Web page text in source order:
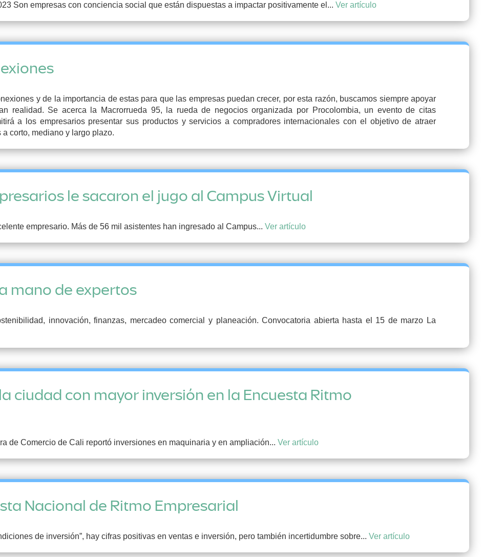
Son empresas con conciencia social que están dispuestas a impactar positivamente el... Ver artículo
y de la importancia de estas para que las empresas puedan crecer, por esta razón, buscamos siempre apoyar
realidad. Se acerca la Macrorrueda 95, la rueda de negocios organizada por Procolombia, un evento de citas
a los empresarios presentar sus productos y servicios a compradores internacionales con el objetivo de atraer
corto, mediano y largo plazo.
le sacaron el jugo al Campus Virtual
empresario. Más de 56 mil asistentes han ingresado al Campus... Ver artículo
mano de expertos
innovación, finanzas, mercadeo comercial y planeación. Convocatoria abierta hasta el 15 de marzo La
ciudad con mayor inversión en la Encuesta Ritmo
de Comercio de Cali reportó inversiones en maquinaria y en ampliación... Ver artículo
Nacional de Ritmo Empresarial
de inversión”, hay cifras positivas en ventas e inversión, pero también incertidumbre sobre... Ver artículo